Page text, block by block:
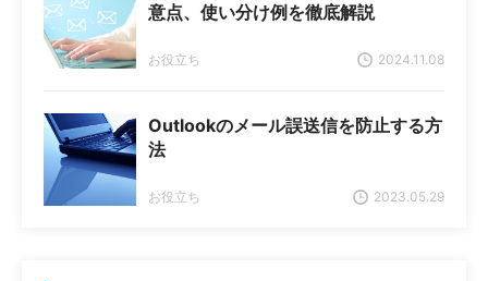
意点、使い分け例を徹底解説
2024.11.08
お役立ち
Outlookのメール誤送信を防止する方
法
2023.05.29
お役立ち